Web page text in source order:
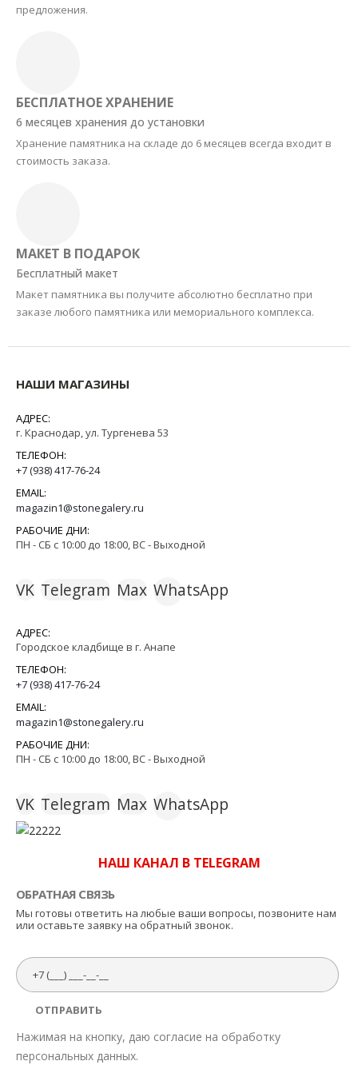
предложения.
БЕСПЛАТНОЕ ХРАНЕНИЕ
6 месяцев хранения до установки
Хранение памятника на складе до 6 месяцев всегда входит в
стоимость заказа.
МАКЕТ В ПОДАРОК
Бесплатный макет
Макет памятника вы получите абсолютно бесплатно при
заказе любого памятника или мемориального комплекса.
НАШИ МАГАЗИНЫ
АДРЕС:
г. Краснодар, ул. Тургенева 53
ТЕЛЕФОН:
+7 (938) 417-76-24
EMAIL:
magazin1@stonegalery.ru
РАБОЧИЕ ДНИ:
ПН - СБ с 10:00 до 18:00, ВС - Выходной
VK Telegram Max WhatsApp
АДРЕС:
Городское кладбище в г. Анапе
ТЕЛЕФОН:
+7 (938) 417-76-24
EMAIL:
magazin1@stonegalery.ru
РАБОЧИЕ ДНИ:
ПН - СБ с 10:00 до 18:00, ВС - Выходной
VK Telegram Max WhatsApp
НАШ КАНАЛ В TELEGRAM
ОБРАТНАЯ СВЯЗЬ
Мы готовы ответить на любые ваши вопросы, позвоните нам
или оставьте заявку на обратный звонок.
Нажимая на кнопку, даю согласие на обработку
персональных данных.